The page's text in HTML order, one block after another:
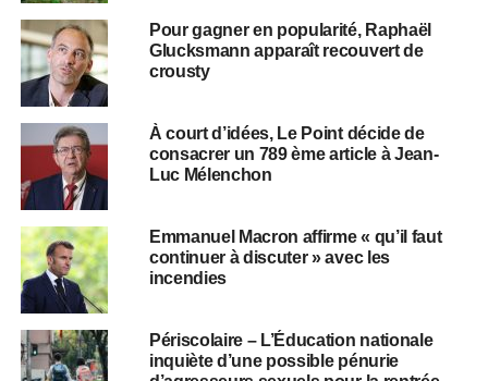
Pour gagner en popularité, Raphaël
Glucksmann apparaît recouvert de
crousty
À court d’idées, Le Point décide de
consacrer un 789 ème article à Jean-
Luc Mélenchon
Emmanuel Macron affirme « qu’il faut
continuer à discuter » avec les
incendies
Périscolaire – L’Éducation nationale
inquiète d’une possible pénurie